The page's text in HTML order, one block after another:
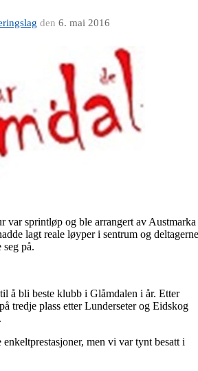
den 6. mai 2016
var sprintløp og ble arrangert av Austmarka
lagt reale løyper i sentrum og deltagerne
på.
å bli beste klubb i Glåmdalen i år. Etter
tredje plass etter Lunderseter og Eidskog
men vi var tynt besatt i